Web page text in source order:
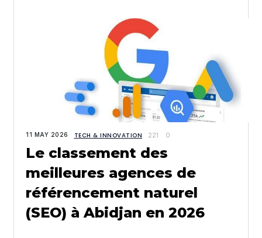
11 MAY 2026 TECH & INNOVATION 221 0
Le classement des
meilleures agences de
référencement naturel
(SEO) à Abidjan en 2026